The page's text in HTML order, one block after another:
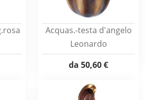
Acquas.-testa d'angelo
Leonardo
da 50,60 €